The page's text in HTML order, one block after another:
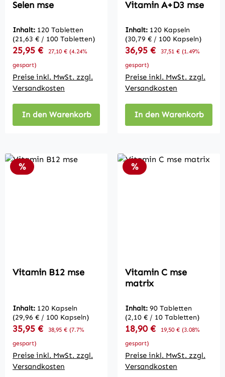
Selen mse
Inhalt: 120 Tabletten
(21,63 € / 100 Tabletten)
Verkaufspreis:
25,95 € Regulärer Preis:
27,10 € (4.24%
gespart)
Preise inkl. MwSt. zzgl.
Versandkosten
In den Warenkorb
Vitamin A+D3 mse
Inhalt: 120 Kapseln
(30,79 € / 100 Kapseln)
Verkaufspreis:
36,95 € Regulärer Preis:
37,51 € (1.49%
gespart)
Preise inkl. MwSt. zzgl.
Versandkosten
In den Warenkorb
Rabatt
%
Vitamin B12 mse
Inhalt: 120 Kapseln
(29,96 € / 100 Kapseln)
Verkaufspreis:
35,95 € Regulärer Preis:
38,95 € (7.7%
gespart)
Preise inkl. MwSt. zzgl.
Versandkosten
Rabatt
%
Vitamin C mse
matrix
Inhalt: 90 Tabletten
(2,10 € / 10 Tabletten)
Verkaufspreis:
18,90 € Regulärer Preis:
19,50 € (3.08%
gespart)
Preise inkl. MwSt. zzgl.
Versandkosten